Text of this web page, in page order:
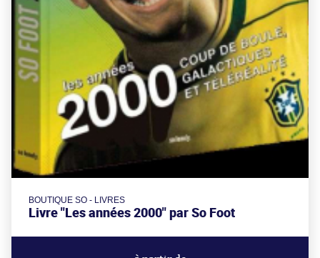
BOUTIQUE SO - LIVRES
Livre "Les années 2000" par So Foot